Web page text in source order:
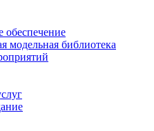
обеспечение
модельная библиотека